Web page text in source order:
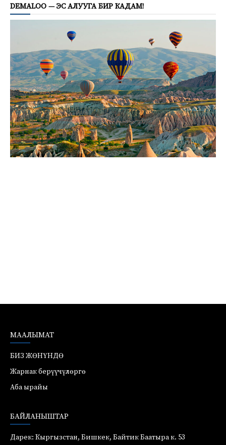
DEMALOO — ЭС АЛУУГА БИР КАДАМ!
МААЛЫМАТ
БИЗ ЖӨНҮНДӨ
Жарнак берүүчүлөргө
Аба ырайы
БАЙЛАНЫШТАР
Дарек: Кыргызстан, Бишкек, Байтик Баатыра к. 53